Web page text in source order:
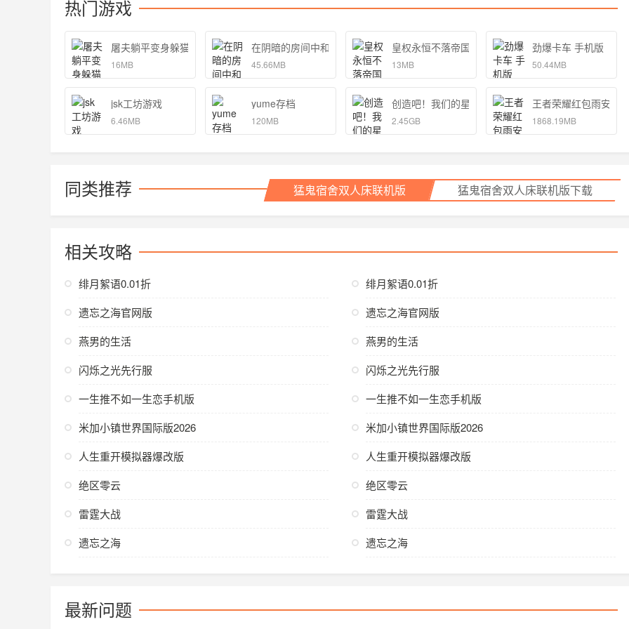
热门游戏
屠夫躺平变身躲猫猫游戏安卓版 1.0
16MB
在阴暗的房间中和独孤的女孩子的物语 手机版
45.66MB
皇权永恒不落帝国官方
13MB
劲爆卡车 手机版
50.44MB
jsk工坊游戏
6.46MB
yume存档
120MB
创造吧！我们的星球
2.45GB
王者荣耀红包雨安卓
1868.19MB
同类推荐 猛鬼宿舍双人床联机版 猛鬼宿舍双人床联机版下载
相关攻略
绯月絮语0.01折
遗忘之海官网版
燕男的生活
闪烁之光先行服
一生推不如一生恋手机版
米加小镇世界国际版2026
人生重开模拟器爆改版
绝区零云
雷霆大战
遗忘之海
绯月絮语0.01折
遗忘之海官网版
燕男的生活
闪烁之光先行服
一生推不如一生恋手机版
米加小镇世界国际版2026
人生重开模拟器爆改版
绝区零云
雷霆大战
遗忘之海
最新问题